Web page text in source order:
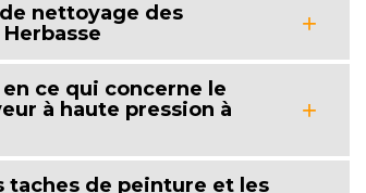
nettoyage des
ce qui concerne le
à haute pression à
de peinture et les